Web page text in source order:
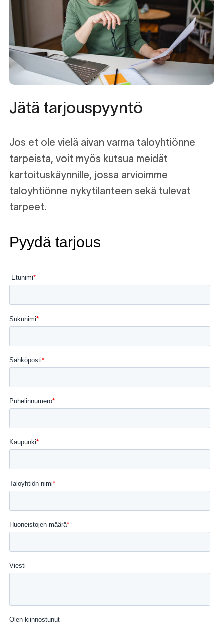
Olemme saavuttaneet
asiakastaloyhtiöillemme säästöjä, jotka
ovat olleet tuhansista jopa satoihin
tuhansiin euroihin.
Jätä tarjouspyyntö
Jos et ole vielä aivan varma taloyhtiönne
tarpeista, voit myös kutsua meidät
kartoituskäynnille, jossa arvioimme
taloyhtiönne nykytilanteen sekä tulevat
tarpeet.